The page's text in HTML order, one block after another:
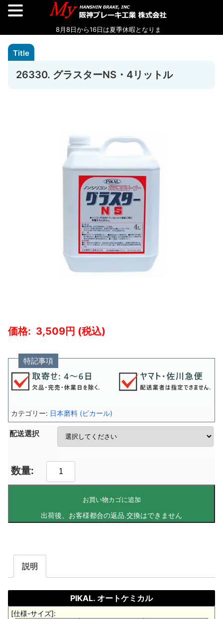
26330. グラスターNS・4リットル
3,509
特記事項
配送選択
お買い物カゴに追加
カテゴリー: 日本磨料 (ピカール)
説明
PIKAL. オートケミカル
[仕様-サイズ]: